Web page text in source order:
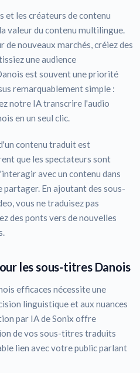
et les créateurs de contenu
valeur du contenu multilingue.
de nouveaux marchés, créiez des
une audience
est souvent une priorité
remarquablement simple :
notre IA transcrire l'audio
en un seul clic.
contenu traduit est
que les spectateurs sont
avec un contenu dans
En ajoutant des sous-
vous ne traduisez pas
des ponts vers de nouvelles
les sous-titres Danois
efficaces nécessite une
linguistique et aux nuances
par IA de Sonix offre
de vos sous-titres traduits
lien avec votre public parlant